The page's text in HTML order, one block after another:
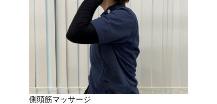
側頭筋マッサージ